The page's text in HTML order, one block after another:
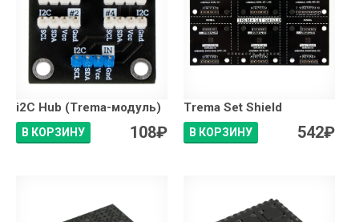
i2C Hub (Trema-модуль)
В КОРЗИНУ 108₽
Trema Set Shield
В КОРЗИНУ 542₽